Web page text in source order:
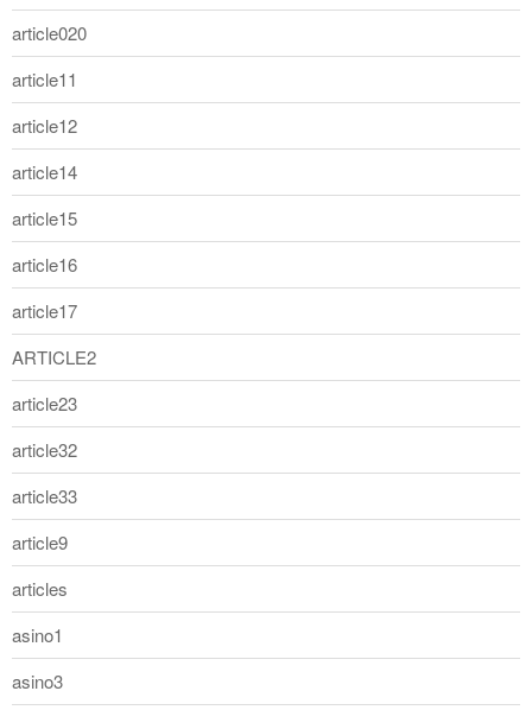
article020
article11
article12
article14
article15
article16
article17
ARTICLE2
article23
article32
article33
article9
articles
asino1
asino3